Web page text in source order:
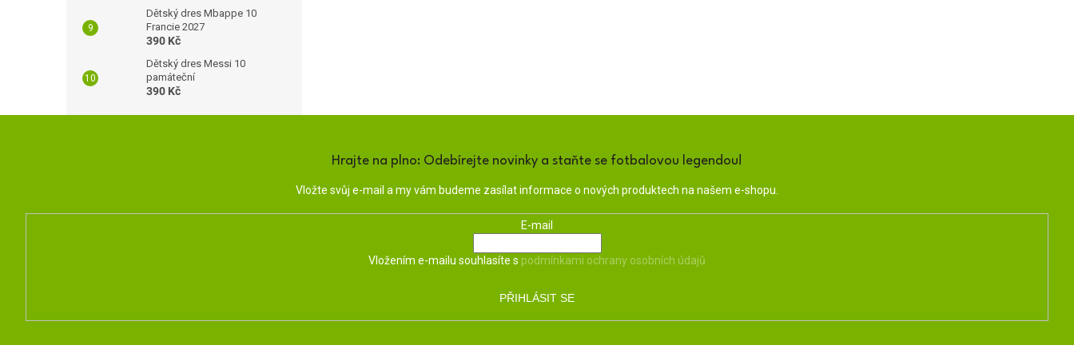
Dětský dres Mbappe 10
Francie 2027
390 Kč
Dětský dres Messi 10
památeční
390 Kč
Hrajte na plno: Odebírejte novinky a staňte se fotbalovou legendou!
Vložte svůj e-mail a my vám budeme zasílat informace o nových produktech na našem e-shopu.
E-mail
Vložením e-mailu souhlasíte s podmínkami ochrany osobních údajů
PŘIHLÁSIT SE